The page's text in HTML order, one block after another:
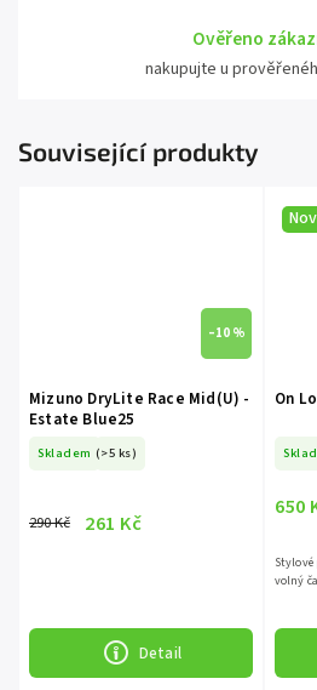
Ověřeno
nakupujte u
Související produkty
–10 %
Mizuno DryLite Race Mid(U) -
Estate Blue25
Skladem (>5 ks)
290 Kč 261 Kč
Detail
On
650
Stylové
volný